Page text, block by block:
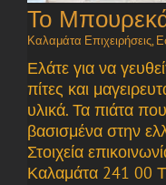
Το
Καλαμάτα Επιχειρήσεις,
Ελάτε για να
πίτες και
υλικά. Τα πιάτα
βασισμένα στην
Στοιχεία
Καλαμάτα 241 00